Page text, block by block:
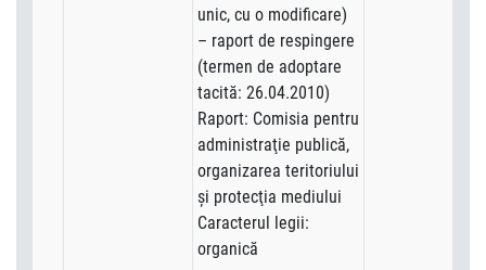
unic, cu o modificare)
– raport de respingere
(termen de adoptare
tacită: 26.04.2010)
Raport: Comisia pentru
administraţie publică,
organizarea teritoriului
şi protecţia mediului
Caracterul legii:
organică